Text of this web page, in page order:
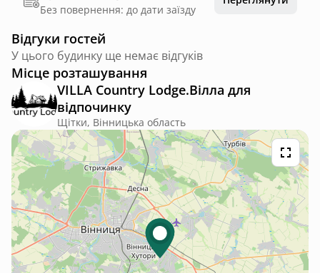
Без повернення: до дати заїзду
Відгуки гостей
У цього будинку ще немає відгуків
Місце розташування
VILLA Country Lodge.Вілла для
відпочинку
Щітки, Вінницька область